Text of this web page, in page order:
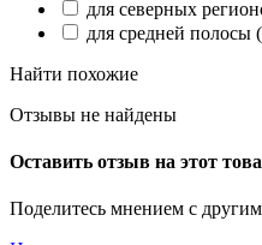
для северных
для средней полосы
Найти похожие
Отзывы не найдены
Оставить отзыв на этот
Поделитесь мнением с